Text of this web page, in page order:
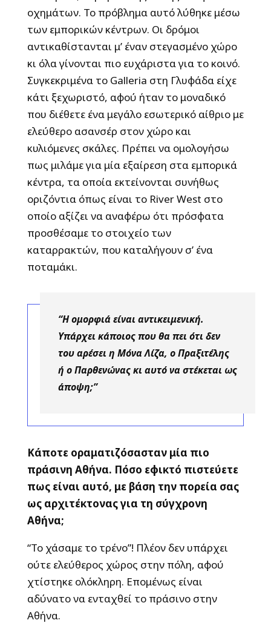
οχημάτων. Το πρόβλημα αυτό λύθηκε μέσω
των εμπορικών κέντρων. Οι δρόμοι
αντικαθίστανται μ’ έναν στεγασμένο χώρο
κι όλα γίνονται πιο ευχάριστα για το κοινό.
Συγκεκριμένα το Galleria στη Γλυφάδα είχε
κάτι ξεχωριστό, αφού ήταν το μοναδικό
που διέθετε ένα μεγάλο εσωτερικό αίθριο με
ελεύθερο ασανσέρ στον χώρο και
κυλιόμενες σκάλες. Πρέπει να ομολογήσω
πως μιλάμε για μία εξαίρεση στα εμπορικά
κέντρα, τα οποία εκτείνονται συνήθως
οριζόντια όπως είναι το River West στο
οποίο αξίζει να αναφέρω ότι πρόσφατα
προσθέσαμε το στοιχείο των
καταρρακτών, που καταλήγουν σ’ ένα
ποταμάκι.
“Η ομορφιά είναι αντικειμενική.
Υπάρχει κάποιος που θα πει ότι δεν
του αρέσει η Μόνα Λίζα, ο Πραξιτέλης
ή ο Παρθενώνας κι αυτό να στέκεται ως
άποψη;”
Κάποτε οραματιζόσασταν μία πιο
πράσινη Αθήνα. Πόσο εφικτό πιστεύετε
πως είναι αυτό, με βάση την πορεία σας
ως αρχιτέκτονας για τη σύγχρονη
Αθήνα;
“Το χάσαμε το τρένο”! Πλέον δεν υπάρχει
ούτε ελεύθερος χώρος στην πόλη, αφού
χτίστηκε ολόκληρη. Επομένως είναι
αδύνατο να ενταχθεί το πράσινο στην
Αθήνα.